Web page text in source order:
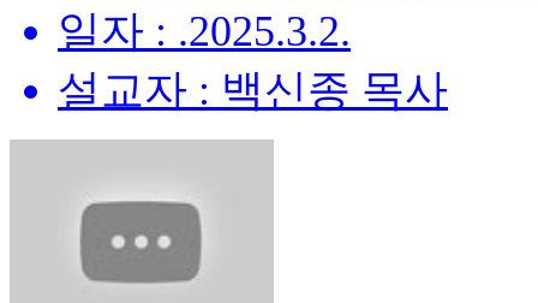
일자 : .2025.3.2.
설교자 : 백신종 목사